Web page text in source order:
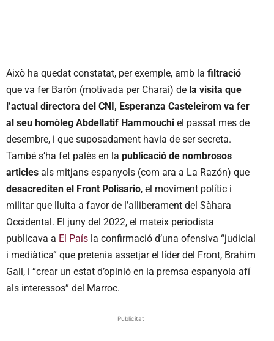
Això ha quedat constatat, per exemple, amb la filtració
que va fer Barón (motivada per Charai) de la visita que
l’actual directora del CNI, Esperanza Casteleirom va fer
al seu homòleg Abdellatif Hammouchi el passat mes de
desembre, i que suposadament havia de ser secreta.
També s’ha fet palès en la publicació de nombrosos
articles als mitjans espanyols (com ara a La Razón) que
desacrediten el Front Polisario, el moviment polític i
militar que lluita a favor de l’alliberament del Sàhara
Occidental. El juny del 2022, el mateix periodista
publicava a El País la confirmació d’una ofensiva “judicial
i mediàtica” que pretenia assetjar el líder del Front, Brahim
Gali, i “crear un estat d’opinió en la premsa espanyola afí
als interessos” del Marroc.
Publicitat